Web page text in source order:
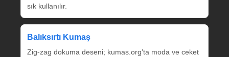
sık kullanılır.
Balıksırtı Kumaş
Zig‑zag dokuma deseni; kumas.org’ta moda ve ceket